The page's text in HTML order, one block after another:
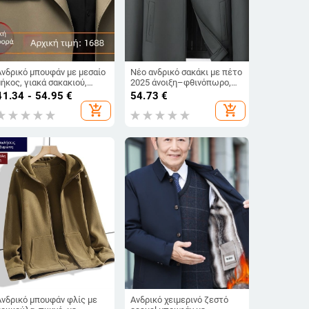
μπουφάν με μεσαίο
γιακά σακακιού,
χειμερινό μπουφάν
για μεγάλο μέγεθος, αστικό
- 54.95 €
add_shopping_cart
Νέο ανδρικό σακάκι με πέτο
2025 άνοιξη–φθινόπωρο,
στενή γραμμή,
54.73 €
add_shopping_cart
μπουφάν φλίς με
Ανδρικό χειμερινό ζεστό